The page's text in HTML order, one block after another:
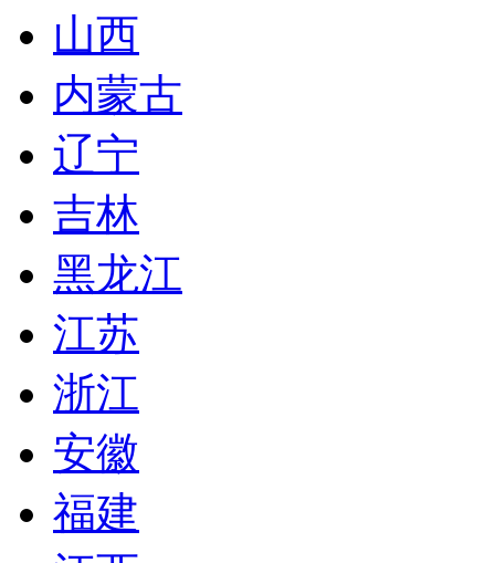
山西
内蒙古
辽宁
吉林
黑龙江
江苏
浙江
安徽
福建